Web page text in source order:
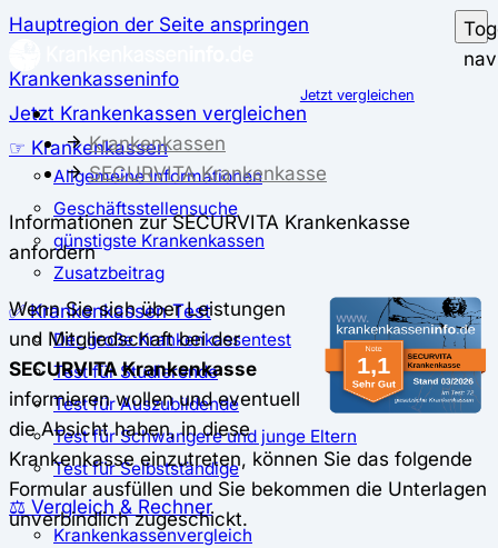
Hauptregion der Seite anspringen
Krankenkasseninfo
Jetzt Krankenkassen vergleichen
☞ Krankenkassen
Allgemeine Informationen
Geschäftsstellensuche
günstigste Krankenkassen
Zusatzbeitrag
✅ Krankenkassen Test
Der große Krankenkassentest
Test für Studierende
Test für Auszubildende
Test für Schwangere und junge Eltern
Test für Selbstständige
⚖️ Vergleich & Rechner
Krankenkassenvergleich
Jetzt vergleichen
Krankenkassen
SECURVITA Krankenkasse
Informationen zur SECURVITA Krankenkasse
anfordern
Wenn Sie sich über Leistungen
und Mitgliedschaft bei der
SECURVITA Krankenkasse
informieren wollen und eventuell
die Absicht haben, in diese
Krankenkasse einzutreten, können Sie das folgende
Formular ausfüllen und Sie bekommen die Unterlagen
unverbindlich zugeschickt.